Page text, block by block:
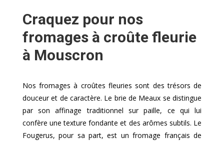
Craquez pour nos
fromages à croûte fleurie
à Mouscron
Nos fromages à croûtes fleuries sont des trésors de
douceur et de caractère. Le brie de Meaux se distingue
par son affinage traditionnel sur paille, ce qui lui
confère une texture fondante et des arômes subtils. Le
Fougerus, pour sa part, est un fromage français de